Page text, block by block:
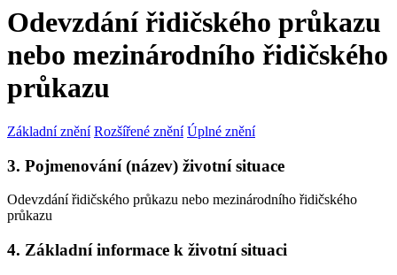
Odevzdání řidičského průkazu
nebo mezinárodního řidičského
průkazu
Základní znění Rozšířené znění Úplné znění
3. Pojmenování (název) životní situace
Odevzdání řidičského průkazu nebo mezinárodního řidičského
průkazu
4. Základní informace k životní situaci